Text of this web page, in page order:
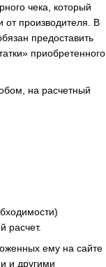
чека, который
от производителя. В
предоставить
приобретенного
на расчетный
расчет.
ему на сайте
и другими